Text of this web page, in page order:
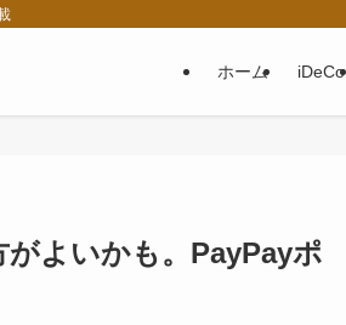
ホーム iDeCo
よいかも。PayPayポ